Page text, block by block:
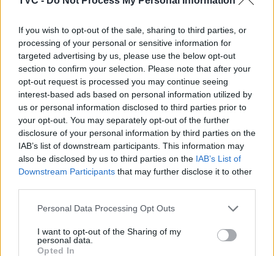
If you wish to opt-out of the sale, sharing to third parties, or
processing of your personal or sensitive information for
targeted advertising by us, please use the below opt-out
section to confirm your selection. Please note that after your
opt-out request is processed you may continue seeing
interest-based ads based on personal information utilized by
us or personal information disclosed to third parties prior to
your opt-out. You may separately opt-out of the further
disclosure of your personal information by third parties on the
IAB’s list of downstream participants. This information may
also be disclosed by us to third parties on the IAB’s List of
Downstream Participants that may further disclose it to other
Personal Data Processing Opt Outs
I want to opt-out of the Sharing of my
personal data.
Opted In
Deputados do PSD saúdam Banda
Sinfónica da ARMAB pelo 1º lugar no
certame internacional de Valência